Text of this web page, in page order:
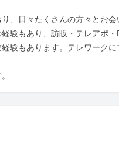
、日々たくさんの方々とお
験もあり、訪販・テレアポ
験もあります。テレワーク